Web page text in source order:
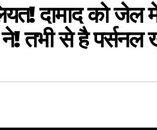
दामाद को जेल में
से है पर्सनल